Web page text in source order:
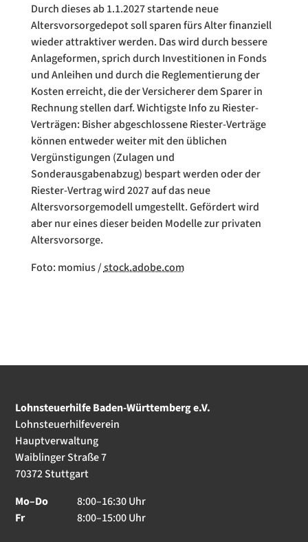
Durch dieses ab 1.1.2027 startende neue
Altersvorsorgedepot soll sparen fürs Alter finanziell
wieder attraktiver werden. Das wird durch bessere
Anlageformen, sprich durch Investitionen in Fonds
und Anleihen und durch die Reglementierung der
Kosten erreicht, die der Versicherer dem Sparer in
Rechnung stellen darf. Wichtigste Info zu Riester-
Verträgen: Bisher abgeschlossene Riester-Verträge
können entweder weiter mit den üblichen
Vergünstigungen (Zulagen und
Sonderausgabenabzug) bespart werden oder der
Riester-Vertrag wird 2027 auf das neue
Altersvorsorgemodell umgestellt. Gefördert wird
aber nur eines dieser beiden Modelle zur privaten
Altersvorsorge.
Foto: momius /stock.adobe.com
Lohnsteuerhilfe Baden-Württemberg e.V.
Lohnsteuerhilfeverein
Hauptverwaltung
Waiblinger Straße 7
70372 Stuttgart
Mo–Do
8:00–16:30 Uhr
Fr
8:00–15:00 Uhr